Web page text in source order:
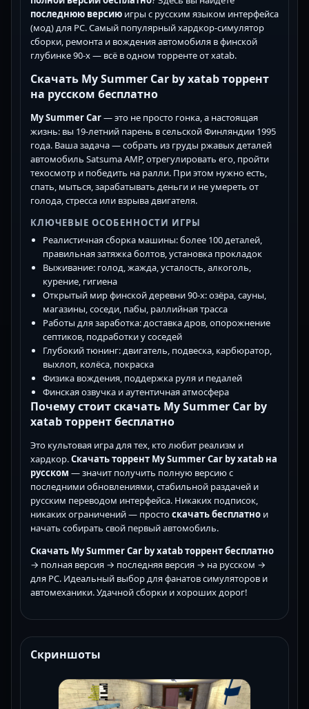
последнюю версию игры с русским языком интерфейса
(мод) для PC. Самый популярный хардкор-симулятор
сборки, ремонта и вождения автомобиля в финской
глубинке 90-х — всё в одном торренте от xatab.
Скачать My Summer Car by xatab торрент
на русском бесплатно
My Summer Car— это не просто гонка, а настоящая
жизнь: вы 19-летний парень в сельской Финляндии 1995
года. Ваша задача — собрать из груды ржавых деталей
автомобиль Satsuma AMP, отрегулировать его, пройти
техосмотр и победить на ралли. При этом нужно есть,
спать, мыться, зарабатывать деньги и не умереть от
голода, стресса или взрыва двигателя.
КЛЮЧЕВЫЕ ОСОБЕННОСТИ ИГРЫ
Реалистичная сборка машины: более 100 деталей,
правильная затяжка болтов, установка прокладок
Выживание: голод, жажда, усталость, алкоголь,
курение, гигиена
Открытый мир финской деревни 90-х: озёра, сауны,
магазины, соседи, пабы, раллийная трасса
Работы для заработка: доставка дров, опорожнение
септиков, подработки у соседей
Глубокий тюнинг: двигатель, подвеска, карбюратор,
выхлоп, колёса, покраска
Физика вождения, поддержка руля и педалей
Финская озвучка и аутентичная атмосфера
Почему стоит скачать My Summer Car by
xatab торрент бесплатно
Это культовая игра для тех, кто любит реализм и
хардкор.Скачать торрент My Summer Car by xatab на
русском — значит получить полную версию с
последними обновлениями, стабильной раздачей и
русским переводом интерфейса. Никаких подписок,
никаких ограничений — простоскачать бесплатно и
начать собирать свой первый автомобиль.
Скачать My Summer Car by xatab торрент бесплатно
→ полная версия → последняя версия → на русском →
для PC. Идеальный выбор для фанатов симуляторов и
автомеханики. Удачной сборки и хороших дорог!
Скриншоты